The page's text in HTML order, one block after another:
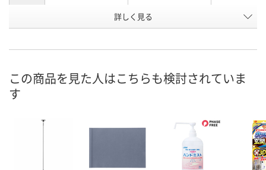
ホワイト ベージュ
号
お届け日
カゴへ
数量
カ
詳しく見る
この商品を見た人はこちらも検討されていま
す